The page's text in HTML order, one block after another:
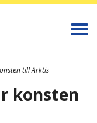
till Arktis
konsten